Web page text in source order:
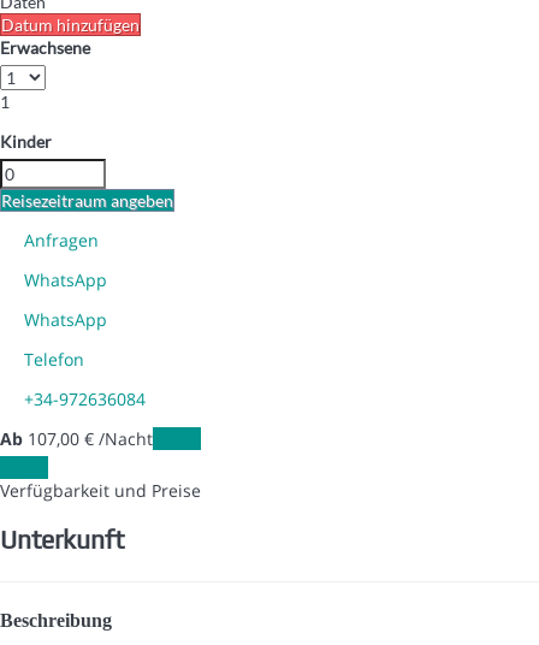
Datum hinzufügen
Erwachsene
1
Kinder
Reisezeitraum angeben
Anfragen
WhatsApp
WhatsApp
Telefon
+34-972636084
Ab 107,00 € /Nacht
Verfügbarkeit und Preise
Unterkunft
Beschreibung